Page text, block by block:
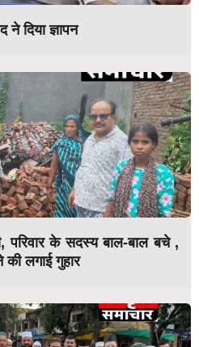
ने दिया ज्ञापन
परिवार के सदस्य बाल-बाल बचे ,
की लगाई गुहार